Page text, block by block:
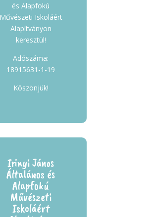
és Alapfokú
Művészeti Iskoláért
Alapítványon
keresztül!
Adószáma:
18915631-1-19
Köszönjük!
Irinyi János
Általános és
Alapfokú
Művészeti
Iskoláért